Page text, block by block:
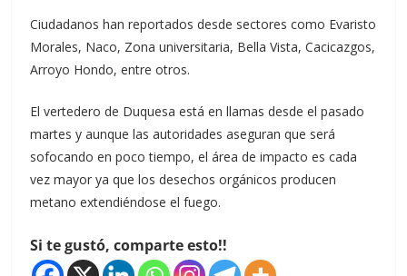
Ciudadanos han reportados desde sectores como Evaristo
Morales, Naco, Zona universitaria, Bella Vista, Cacicazgos,
Arroyo Hondo, entre otros.
El vertedero de Duquesa está en llamas desde el pasado
martes y aunque las autoridades aseguran que será
sofocando en poco tiempo, el área de impacto es cada
vez mayor ya que los desechos orgánicos producen
metano extendiéndose el fuego.
Si te gustó, comparte esto!!